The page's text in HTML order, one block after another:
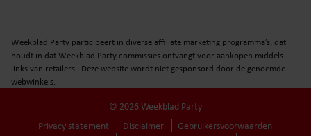
Weekblad Party participeert in diverse affiliate marketing programma’s, dat
houdt in dat Weekblad Party commissies ontvangt voor aankopen middels
links van retailers. Deze website wordt niet gesponsord door de genoemde
webwinkels.
© 2026 Weekblad Party
Privacy statement
Disclaimer
Gebruikersvoorwaarden